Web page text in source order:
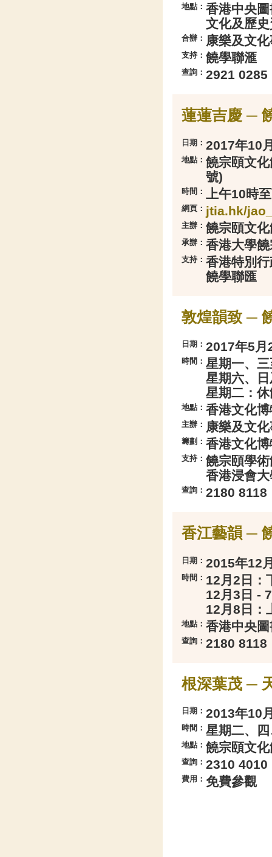
地點： 香港中央
文化及歷史
合辦： 康樂及文
支持： 饒學聯滙
查詢： 2921 0285
蓮蓮吉慶 ─
日期： 2017年10
地點： 饒宗頤文
號)
時間： 上午10時
網頁： jtia.hk/
主辦： 饒宗頤文
承辦： 香港大學
支持： 香港特別
饒學聯匯
敦煌韻致 ─
日期： 2017年5月
時間： 星期一、
星期六、
星期二：
地點： 香港文化
主辦： 康樂及文
籌劃： 香港文化
支持： 饒宗頤學
香港浸會
查詢： 2180 8118
香江藝韻 ─
日期： 2015年12
時間： 12月2日：
12月3日 -
12月8日：
地點： 香港中央
查詢： 2180 8118
根深葉茂 ─
日期： 2013年10
時間： 星期二、
地點： 饒宗頤文
查詢： 2310 4010
費用： 免費參觀